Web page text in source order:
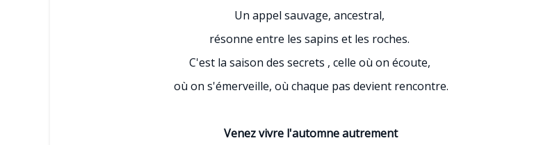
Un appel sauvage, ancestral,
résonne entre les sapins et les roches.
C'est la saison des secrets , celle où on écoute,
où on s'émerveille, où chaque pas devient rencontre.
Venez vivre l'automne autrement